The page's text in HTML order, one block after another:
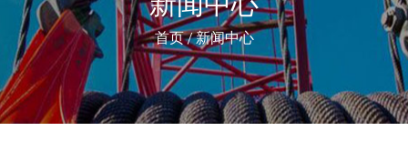
新闻中心
首页/新闻中心